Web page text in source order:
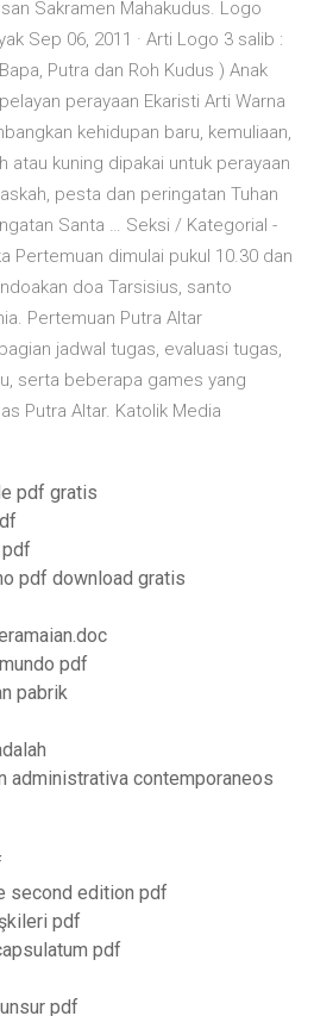
Sakramen Mahakudus. Logo
Sep 06, 2011 · Arti Logo 3 salib :
Putra dan Roh Kudus ) Anak
perayaan Ekaristi Arti Warna
kehidupan baru, kemuliaan,
atau kuning dipakai untuk perayaan
pesta dan peringatan Tuhan
Santa … Seksi / Kategorial -
Pertemuan dimulai pukul 10.30 dan
doa Tarsisius, santo
Pertemuan Putra Altar
jadwal tugas, evaluasi tugas,
serta beberapa games yang
Putra Altar. Katolik Media
pdf gratis
pdf download gratis
pdf
pabrik
administrativa contemporaneos
second edition pdf
pdf
pdf
pdf